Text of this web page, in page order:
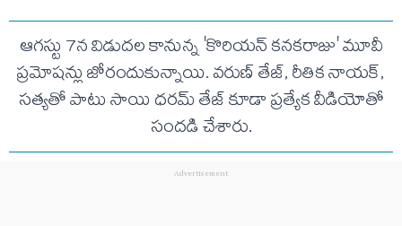
ఆగస్టు 7న విడుదల కానున్న 'కొరియన్ కనకరాజు' మూవీ
ప్రమోషన్లు జోరందుకున్నాయి. వరుణ్ తేజ్, రీతిక నాయక్,
సత్యతో పాటు సాయి ధరమ్ తేజ్ కూడా ప్రత్యేక వీడియోతో
సందడి చేశారు.